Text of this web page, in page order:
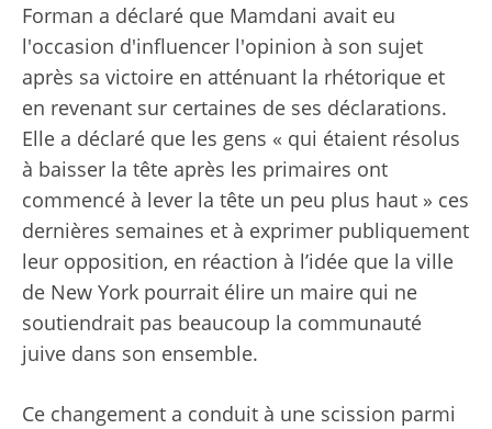
Forman a déclaré que Mamdani avait eu
l'occasion d'influencer l'opinion à son sujet
après sa victoire en atténuant la rhétorique et
en revenant sur certaines de ses déclarations.
Elle a déclaré que les gens « qui étaient résolus
à baisser la tête après les primaires ont
commencé à lever la tête un peu plus haut » ces
dernières semaines et à exprimer publiquement
leur opposition, en réaction à l’idée que la ville
de New York pourrait élire un maire qui ne
soutiendrait pas beaucoup la communauté
juive dans son ensemble.
Ce changement a conduit à une scission parmi